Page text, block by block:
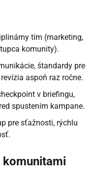
tím (marketing,
komunity).
štandardy pre
aspoň raz ročne.
v briefingu,
spustením kampane.
pre sťažnosti, rýchlu
komunitami